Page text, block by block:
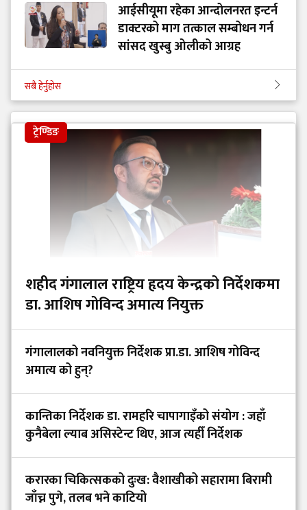
आईसीयूमा रहेका आन्दोलनरत इन्टर्न
डाक्टरको माग तत्काल सम्बोधन गर्न
सांसद खुस्बु ओलीको आग्रह
सबै हेर्नुहोस
ट्रेण्डिङ
शहीद गंगालाल राष्ट्रिय हृदय केन्द्रको निर्देशकमा
डा. आशिष गोविन्द अमात्य नियुक्त
गंगालालको नवनियुक्त निर्देशक प्रा.डा. आशिष गोविन्द
अमात्य को हुन्?
कान्तिका निर्देशक डा. रामहरि चापागाइँको संयोग : जहाँ
कुनैबेला ल्याब असिस्टेन्ट थिए, आज त्यहीँ निर्देशक
करारका चिकित्सकको दुःख: वैशाखीको सहारामा बिरामी
जाँच्न पुगे, तलब भने काटियो